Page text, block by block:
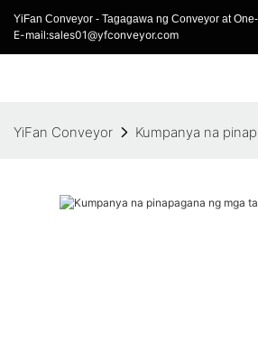
YiFan Conveyor - Tagagawa ng Conveyor at
E-mail:sales01@yfconveyor.com
YiFan Conveyor Kumpanya na